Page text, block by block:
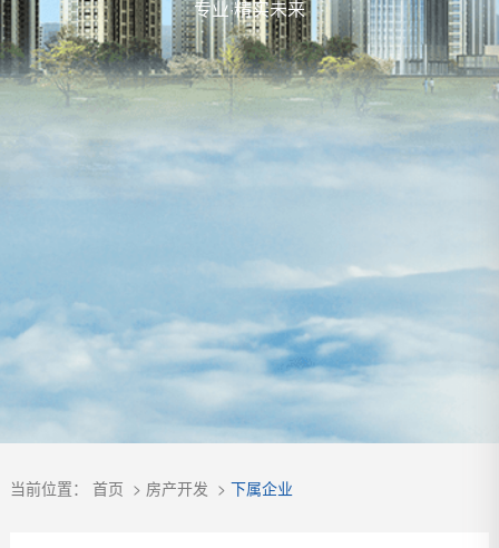
专业·精实未来
当前位置： 首页 > 房产开发 > 下属企业